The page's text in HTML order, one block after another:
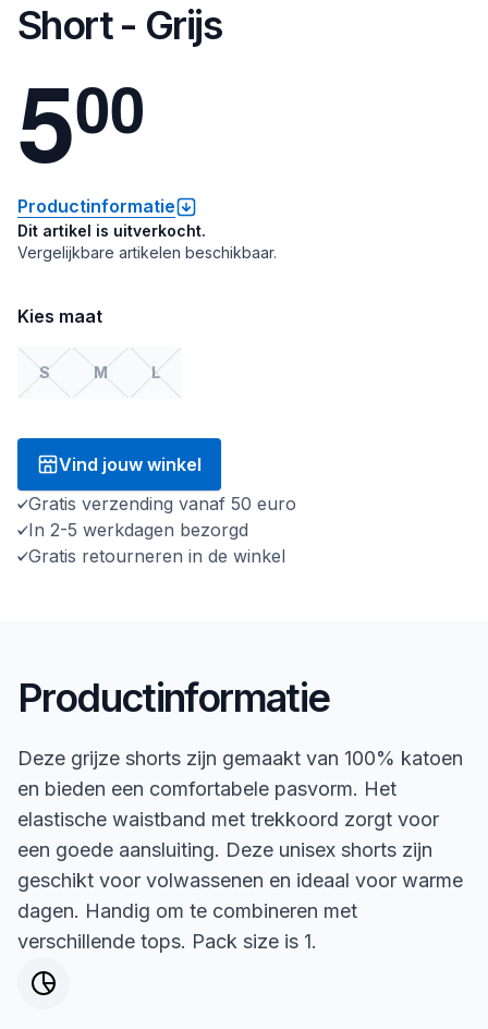
Short - Grijs
500
Productinformatie
Dit artikel is uitverkocht.
Vergelijkbare artikelen beschikbaar.
Kies maat
S M L
Vind jouw winkel
Gratis verzending vanaf 50 euro
In 2-5 werkdagen bezorgd
Gratis retourneren in de winkel
Productinformatie
Deze grijze shorts zijn gemaakt van 100% katoen
en bieden een comfortabele pasvorm. Het
elastische waistband met trekkoord zorgt voor
een goede aansluiting. Deze unisex shorts zijn
geschikt voor volwassenen en ideaal voor warme
dagen. Handig om te combineren met
verschillende tops. Pack size is 1.